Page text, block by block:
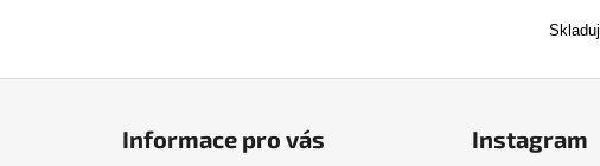
Informace pro vás Instagram